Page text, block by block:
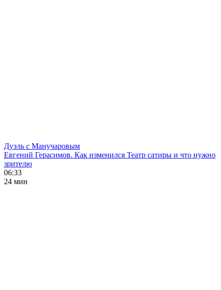
Дуэль с Манучаровым
Евгений Герасимов. Как изменился Театр сатиры и что нужно
зрителю
06:33
24 мин